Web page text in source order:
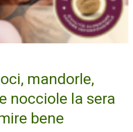
mandorle,
nocciole la sera
bene